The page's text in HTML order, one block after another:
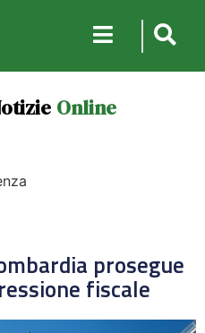
Online
prosegue
fiscale